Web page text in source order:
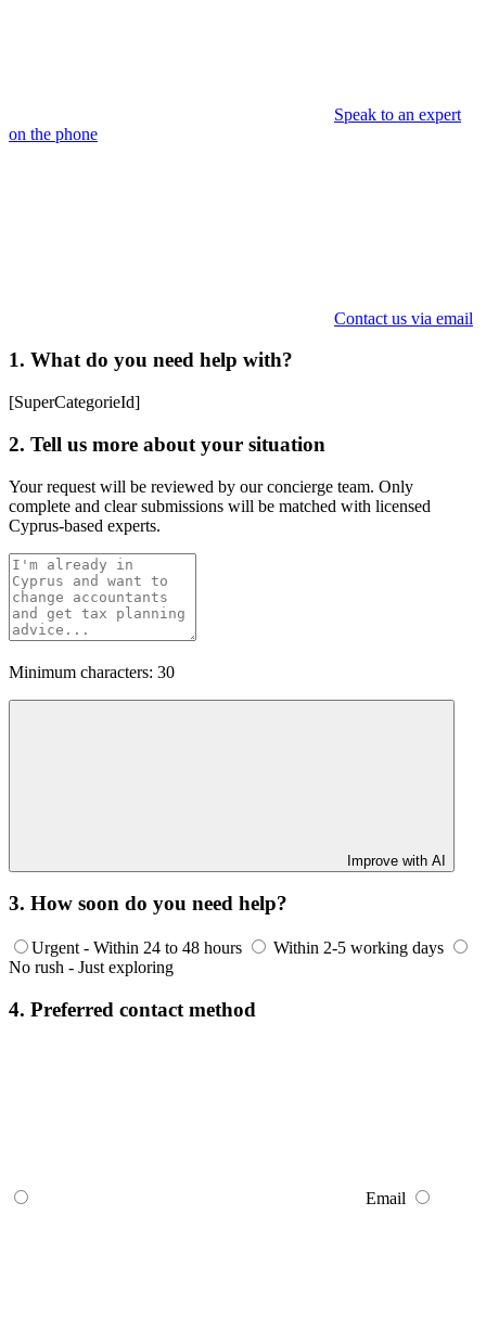
Speak to an expert
on the phone
Contact us via email
1. What do you need help with?
[SuperCategorieId]
2. Tell us more about your situation
Your request will be reviewed by our concierge team. Only
complete and clear submissions will be matched with licensed
Cyprus-based experts.
Minimum characters: 30
Improve with AI
3. How soon do you need help?
Urgent - Within 24 to 48 hours
Within 2-5 working days
No rush - Just exploring
4. Preferred contact method
Email